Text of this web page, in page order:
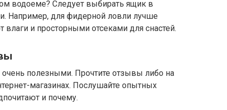
водоеме? Следует выбирать ящик в
Например, для фидерной ловли лучше
и просторными отсеками для снастей.
полезными. Прочтите отзывы либо на
магазинах. Послушайте опытных
и почему.